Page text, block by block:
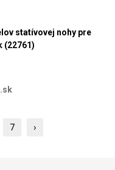
statívovej nohy pre
(22761)
7 ›